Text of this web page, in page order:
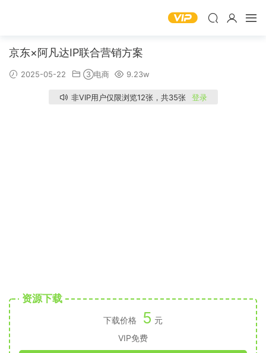
京东×阿凡达IP联合营销方案
2025-05-22 ③电商 9.23w
非VIP用户仅限浏览12张，共35张 登录
资源下载
下载价格 5 元
VIP免费